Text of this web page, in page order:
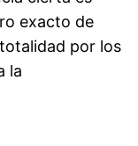
exacto de
por los
la